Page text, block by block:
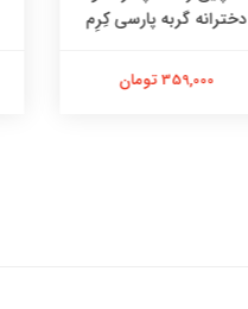
دخترانه گربه پارسی کِرِم
359,000 تومان